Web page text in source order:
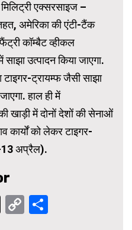
एक्सरसाइज –
अमेरिका की एंटी-टैंक
कॉम्बैट व्हीकल
उत्पादन किया जाएगा.
ट्रायम्फ जैसी साझा
हाल ही में
खाड़ी में दोनों देशों की सेनाओं
कार्यों को लेकर टाइगर-
13 अप्रैल).
Snapchat
Copy